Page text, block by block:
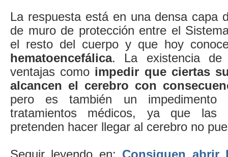
La respuesta está en una densa capa
de muro de protección entre el
el resto del cuerpo y que hoy
hematoencefálica. La existencia de
ventajas como impedir que ciertas
alcancen el cerebro con
pero es también un impedimento
tratamientos médicos, ya que las
pretenden hacer llegar al cerebro no
Seguir leyendo en: Consiguen abrir